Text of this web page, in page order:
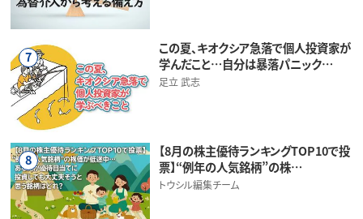
7
この夏、キオクシア急落で個人投資家が
学んだこと…自分は暴落パニック…
足立 武志
8
【8月の株主優待ランキングTOP10で投
票】“例年の人気銘柄”の株…
トウシル編集チーム